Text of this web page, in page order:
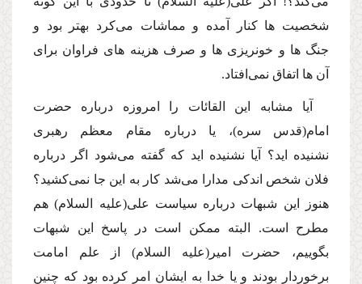
شخصیت ها كنار آمده و مماشات مى‌كرد بهتر بود و
جنگ ها و خونریزى ها و صرف هزینه هاى فراوان براى
آن ها اتفاق نمى‌افتاد.
آیا مشابه این القائات را امروزه درباره حضرت
امام(قدس سره)، یا درباره مقام معظم رهبرى
نشنیده اید؟ آیا نشنیده اید كه گفته مى‌شود اگر درباره
فلان شخص اندكى مدارا مى‌شد كار به این جا نمى‌كشید؟
هنوز این شبهات درباره سیاست على(علیه السلام)هم
مطرح است. البته ممكن است در پاسخ این شبهات
بگوییم، حضرت امیر(علیه السلام) از علم امامت
برخوردار بودند و یا خدا به ایشان امر كرده بود كه چنین